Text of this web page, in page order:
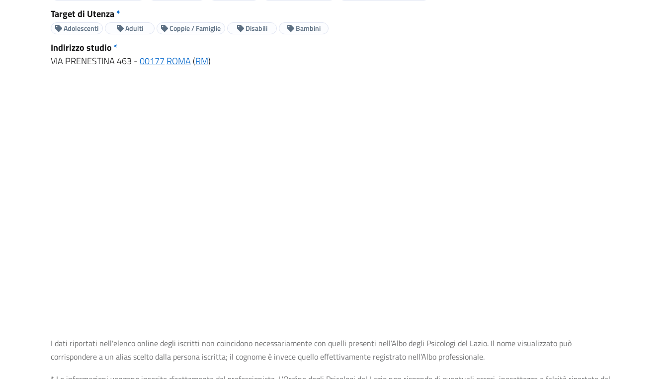
Target di Utenza*
Adolescenti Adulti Coppie / Famiglie Disabili Bambini
Indirizzo studio *
VIA PRENESTINA 463 -00177 ROMA(RM)
I dati riportati nell'elenco online degli iscritti non coincidono necessariamente con quelli presenti nell’Albo degli Psicologi del Lazio. Il nome visualizzato può
corrispondere a un alias scelto dalla persona iscritta; il cognome è invece quello effettivamente registrato nell’Albo professionale.